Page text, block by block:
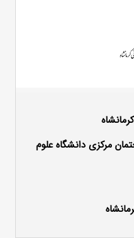
مرکزی دانشگاه علوم